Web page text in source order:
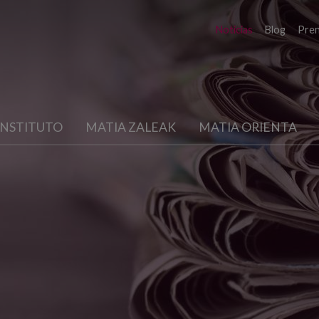
Noticias Blog
MATIA ZALEAK MATIA ORIENTA